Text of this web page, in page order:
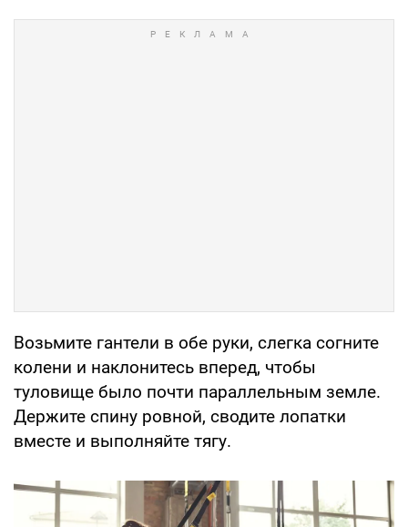
Возьмите гантели в обе руки, слегка согните
колени и наклонитесь вперед, чтобы
туловище было почти параллельным земле.
Держите спину ровной, сводите лопатки
вместе и выполняйте тягу.